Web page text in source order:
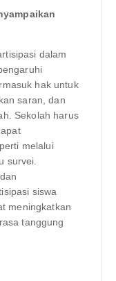
dalam
hak untuk
saran, dan
Sekolah harus
melalui
survei.
siswa
meningkatkan
tanggung